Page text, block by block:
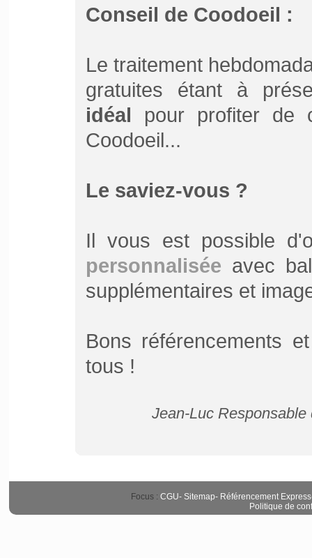
Conseil de Coodoeil :
Le traitement
gratuites étant à
idéal pour profiter de
Coodoeil...
Le saviez-vous ?
Il vous est possible
personnalisée avec
supplémentaires et
Bons référencements
tous !
Jean-Luc
Focus : CGU- Sitemap- Référencement Express
Politique de